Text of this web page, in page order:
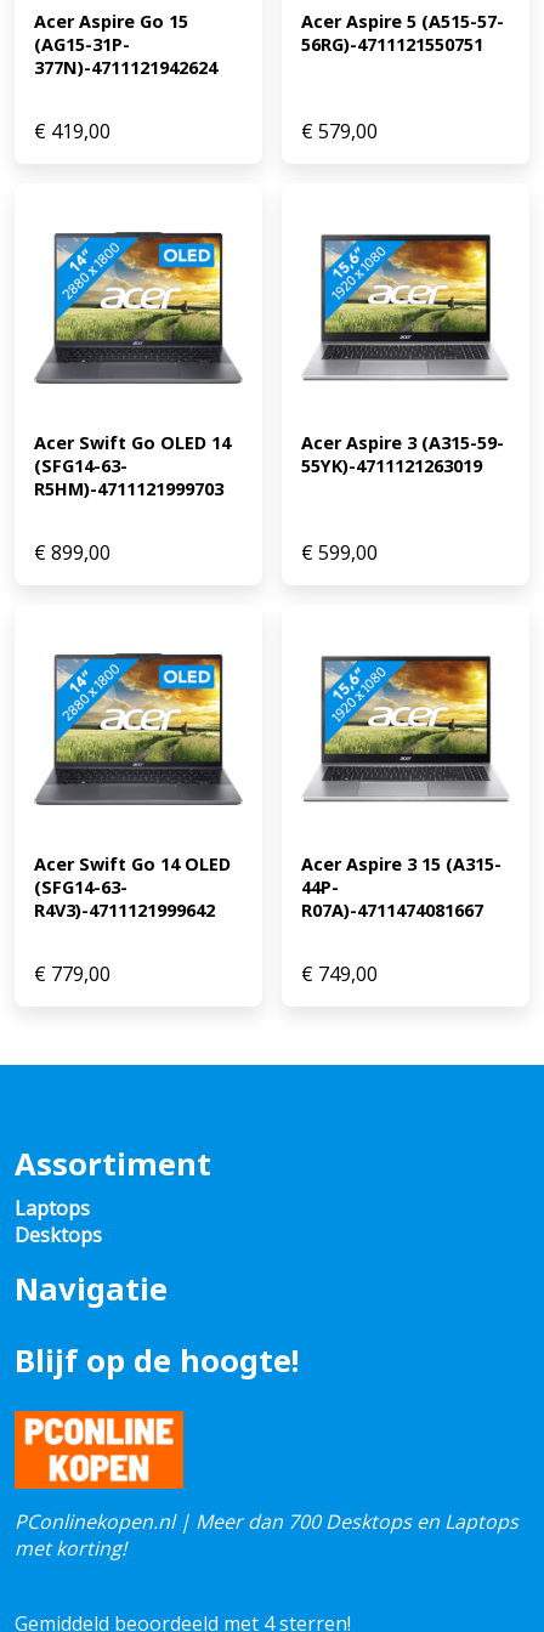
reflecterende scherm heb je minder last van lichtinval en
vingerafdrukken. Ons advies van onze Chromebook
specialist: Surfen op het internet: geschikt Films en
geschikt Chromebook als tablet gebruiken: alleen met
Ryzen 3 processor Grafische bewerkingen, zware taken
en gaming: minimaal een Intel Core i5/AMD Ryzen 5
processor
Acer Aspire Go 15
(AG15-31P-
377N)-4711121942624
€ 419,00
Acer Aspire 5 (A515-57-
56RG)-4711121550751
€579,00
Acer Swift Go OLED 14
(SFG14-63-
R5HM)-4711121999703
€899,00
Acer Aspire 3 (A315-59-
55YK)-4711121263019
€599,00
Acer Swift Go 14 OLED
(SFG14-63-
R4V3)-4711121999642
€ 779,00
Acer Aspire 3 15 (A315-
44P-
R07A)-4711474081667
€ 749,00
Assortiment
Laptops
Desktops
Navigatie
Blijf op de hoogte!
PConlinekopen.nl | Meer dan 700 Desktops en Laptops
met korting!
Gemiddeld beoordeeld met 4 sterren!